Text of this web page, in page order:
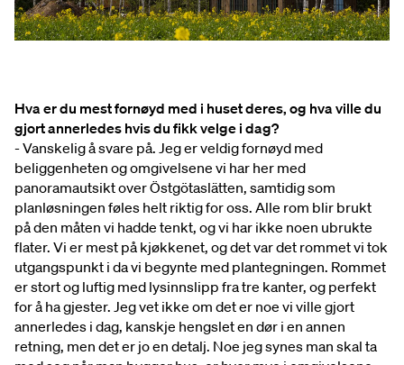
Hva er du mest fornøyd med i huset deres, og hva ville du
gjort annerledes hvis du fikk velge i dag?
- Vanskelig å svare på. Jeg er veldig fornøyd med
beliggenheten og omgivelsene vi har her med
panoramautsikt over Östgötaslätten, samtidig som
planløsningen føles helt riktig for oss. Alle rom blir brukt
på den måten vi hadde tenkt, og vi har ikke noen ubrukte
flater. Vi er mest på kjøkkenet, og det var det rommet vi tok
utgangspunkt i da vi begynte med plantegningen. Rommet
er stort og luftig med lysinnslipp fra tre kanter, og perfekt
for å ha gjester. Jeg vet ikke om det er noe vi ville gjort
annerledes i dag, kanskje hengslet en dør i en annen
retning, men det er jo en detalj. Noe jeg synes man skal ta